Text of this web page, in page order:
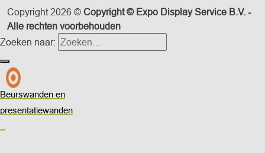
Copyright 2026 © Copyright © Expo Display Service B.V. -
Alle rechten voorbehouden
Zoeken naar:
Beurswanden en
presentatiewanden
..